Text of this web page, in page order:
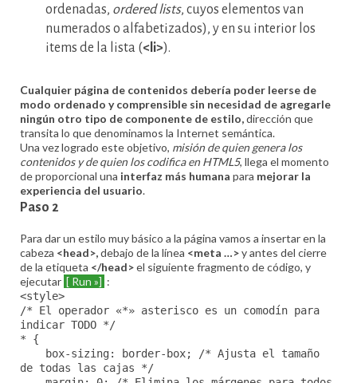
ordenadas, ordered lists, cuyos elementos van
numerados o alfabetizados), y en su interior los
items de la lista (<li>).
Cualquier página de contenidos debería poder leerse de
modo ordenado y comprensible sin necesidad de agregarle
ningún otro tipo de componente de estilo,dirección que
transita lo que denominamos la Internet semántica.
Una vez logrado este objetivo, misión de quien genera los
contenidos y de quien los codifica en HTML5, llega el momento
de proporcional una interfaz más humana para mejorar la
experiencia del usuario.
Paso 2
Para dar un estilo muy básico a la página vamos a insertar en la
cabeza <head>,debajo de la línea <meta …>y antes del cierre
de la etiqueta </head>el siguiente fragmento de código, y
ejecutar [ Run »] :
<style>
/* El operador «*» asterisco es un comodín para
indicar TODO */
* {
box-sizing: border-box; /* Ajusta el tamaño
de todas las cajas */